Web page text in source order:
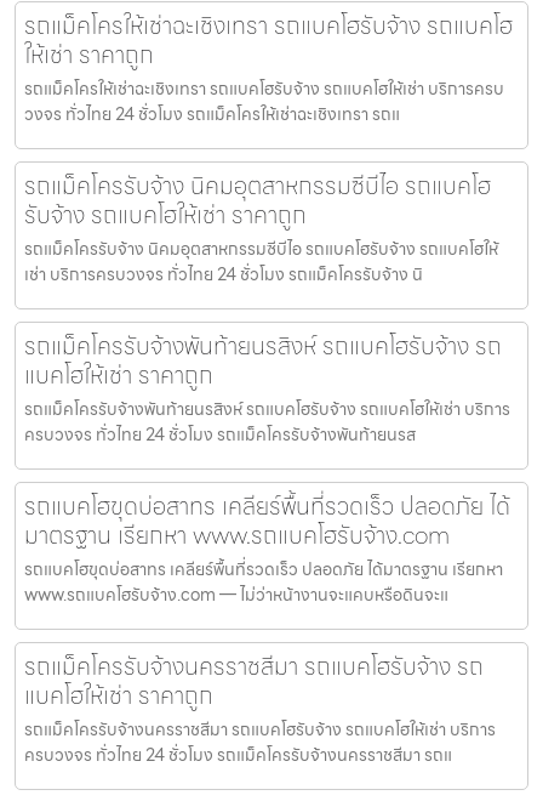
รถแม็คโครให้เช่าฉะเชิงเทรา รถแบคโฮรับจ้าง รถแบคโฮ
ให้เช่า ราคาถูก
รถแม็คโครให้เช่าฉะเชิงเทรา รถแบคโฮรับจ้าง รถแบคโฮให้เช่า บริการครบ
วงจร ทั่วไทย 24 ชั่วโมง รถแม็คโครให้เช่าฉะเชิงเทรา รถแ
รถแม็คโครรับจ้าง นิคมอุตสาหกรรมซีบีไอ รถแบคโฮ
รับจ้าง รถแบคโฮให้เช่า ราคาถูก
รถแม็คโครรับจ้าง นิคมอุตสาหกรรมซีบีไอ รถแบคโฮรับจ้าง รถแบคโฮให้
เช่า บริการครบวงจร ทั่วไทย 24 ชั่วโมง รถแม็คโครรับจ้าง นิ
รถแม็คโครรับจ้างพันท้ายนรสิงห์ รถแบคโฮรับจ้าง รถ
แบคโฮให้เช่า ราคาถูก
รถแม็คโครรับจ้างพันท้ายนรสิงห์ รถแบคโฮรับจ้าง รถแบคโฮให้เช่า บริการ
ครบวงจร ทั่วไทย 24 ชั่วโมง รถแม็คโครรับจ้างพันท้ายนรส
รถแบคโฮขุดบ่อสาทร เคลียร์พื้นที่รวดเร็ว ปลอดภัย ได้
มาตรฐาน เรียกหา www.รถแบคโฮรับจ้าง.com
รถแบคโฮขุดบ่อสาทร เคลียร์พื้นที่รวดเร็ว ปลอดภัย ได้มาตรฐาน เรียกหา
www.รถแบคโฮรับจ้าง.com — ไม่ว่าหน้างานจะแคบหรือดินจะแ
รถแม็คโครรับจ้างนครราชสีมา รถแบคโฮรับจ้าง รถ
แบคโฮให้เช่า ราคาถูก
รถแม็คโครรับจ้างนครราชสีมา รถแบคโฮรับจ้าง รถแบคโฮให้เช่า บริการ
ครบวงจร ทั่วไทย 24 ชั่วโมง รถแม็คโครรับจ้างนครราชสีมา รถแ